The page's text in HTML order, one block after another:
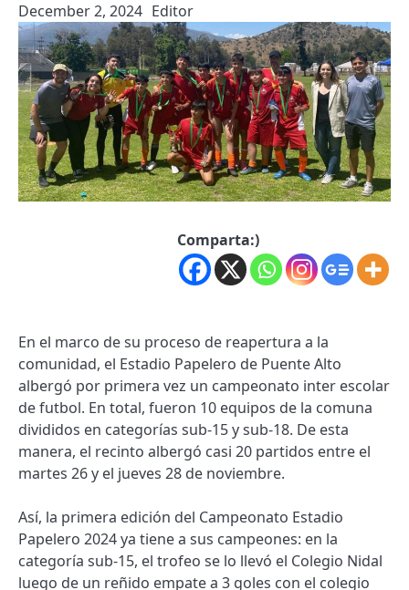
December 2, 2024 Editor
Comparta:)
En el marco de su proceso de reapertura a la
comunidad, el Estadio Papelero de Puente Alto
albergó por primera vez un campeonato inter escolar
de futbol. En total, fueron 10 equipos de la comuna
divididos en categorías sub-15 y sub-18. De esta
manera, el recinto albergó casi 20 partidos entre el
martes 26 y el jueves 28 de noviembre.
Así, la primera edición del Campeonato Estadio
Papelero 2024 ya tiene a sus campeones: en la
categoría sub-15, el trofeo se lo llevó el Colegio Nidal
luego de un reñido empate a 3 goles con el colegio